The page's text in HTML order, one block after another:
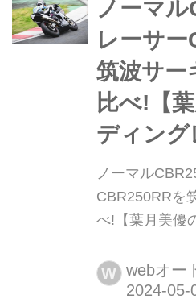
継いで料理が
い......。 さて
トオブ...
ノーマル
レーサー
筑波サー
比べ!【
ディング
ノーマル
CBR250RRを
べ!【葉月美優
ンバーの1人、
ちゃんと一緒
W webオー